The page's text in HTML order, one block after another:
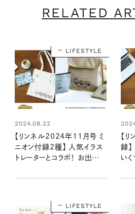
RELATED
LIFESTYLE
2024.08.22
【リンネル2024年11月号 ミ
ニオン付録2種】 人気イラス
トレーターとコラボ！ お出か
魅力をいち早くお届け
年11月号・11月号増刊）
【
録】
い
（
LIFESTYLE